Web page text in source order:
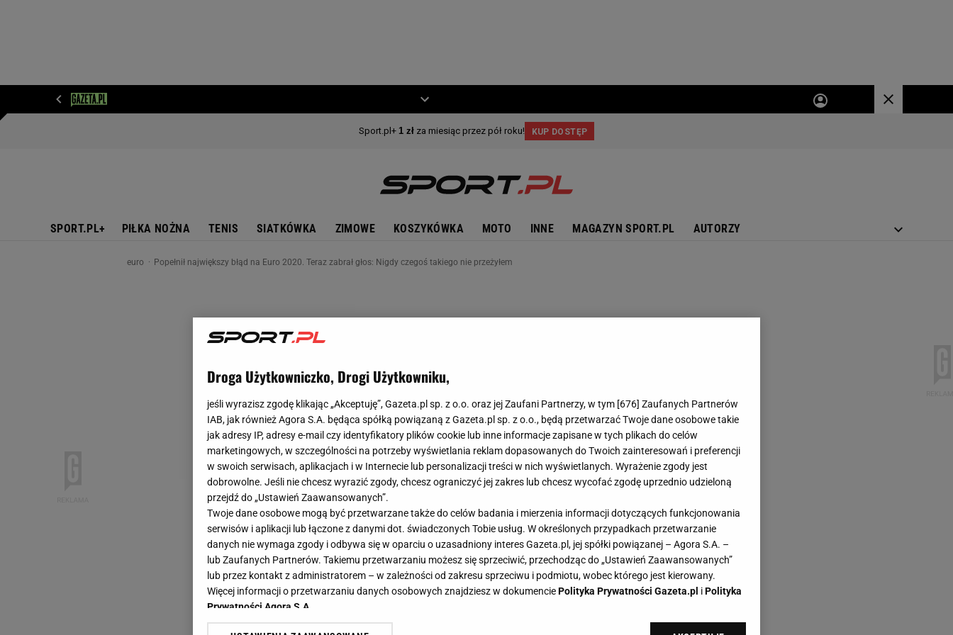
SPORT.PL+ PIŁKA NOŻNA TENIS SIATKÓWKA ZIMOWE KOSZYKÓWKA MOTO INNE MAGAZYN SPORT.PL AUTORZY
euro Popełnił największy błąd na Euro 2020. Teraz zabrał głos: Nigdy czegoś takiego nie przeżyłem
Droga Użytkowniczko, Drogi Użytkowniku,
jeśli wyrazisz zgodę klikając „Akceptuję”, Gazeta.pl sp. z o.o. oraz jej Zaufani Partnerzy, w tym [676] Zaufanych Partnerów
IAB, jak również Agora S.A. będąca spółką powiązaną z Gazeta.pl sp. z o.o., będą przetwarzać Twoje dane osobowe takie
jak adresy IP, adresy e-mail czy identyfikatory plików cookie lub inne informacje zapisane w tych plikach do celów
marketingowych, w szczególności na potrzeby wyświetlania reklam dopasowanych do Twoich zainteresowań i preferencji
w swoich serwisach, aplikacjach i w Internecie lub personalizacji treści w nich wyświetlanych. Wyrażenie zgody jest
dobrowolne. Jeśli nie chcesz wyrazić zgody, chcesz ograniczyć jej zakres lub chcesz wycofać zgodę uprzednio udzieloną
przejdź do „Ustawień Zaawansowanych”.
Twoje dane osobowe mogą być przetwarzane także do celów badania i mierzenia informacji dotyczących funkcjonowania
serwisów i aplikacji lub łączone z danymi dot. świadczonych Tobie usług. W określonych przypadkach przetwarzanie
danych nie wymaga zgody i odbywa się w oparciu o uzasadniony interes Gazeta.pl, jej spółki powiązanej – Agora S.A. –
lub Zaufanych Partnerów. Takiemu przetwarzaniu możesz się sprzeciwić, przechodząc do „Ustawień Zaawansowanych”
lub przez kontakt z administratorem – w zależności od zakresu sprzeciwu i podmiotu, wobec którego jest kierowany.
Więcej informacji o przetwarzaniu danych osobowych znajdziesz w dokumenciePolityka Prywatności Gazeta.pl iPolityka
Prywatności Agora S.A.